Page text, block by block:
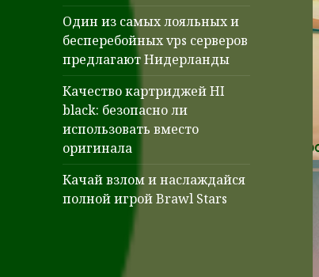
Один из самых лояльных и
бесперебойных vps серверов
предлагают Нидерланды
Качество картриджей HI
black: безопасно ли
использовать вместо
оригинала
Качай взлом и наслаждайся
полной игрой Brawl Stars